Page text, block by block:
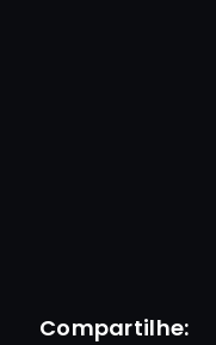
Compartilhe: